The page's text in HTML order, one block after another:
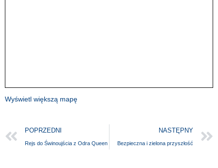
Wyświetl większą mapę
POPRZEDNI
Rejs do Świnoujścia z Odra Queen
NASTĘPNY
Bezpieczna i zielona przyszłość